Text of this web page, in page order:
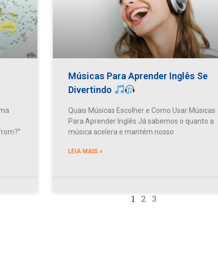
Músicas Para Aprender Inglês Se
Divertindo
Quais Músicas Escolher e Como Usar Músicas
Para Aprender Inglês Já sabemos o quanto a
música acelera e mantém nosso
LEIA MAIS »
1 2 3